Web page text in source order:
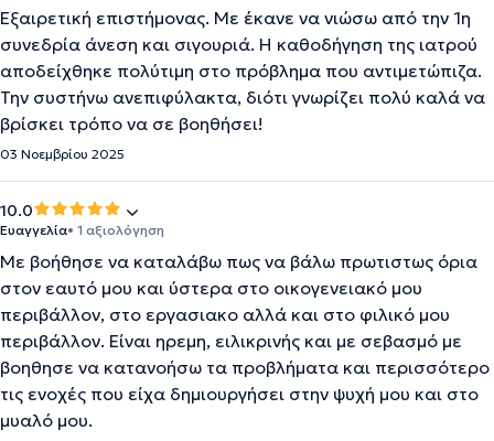
Εξαιρετική επιστήμονας. Με έκανε να νιώσω από την 1η
συνεδρία άνεση και σιγουριά. Η καθοδήγηση της ιατρού
αποδείχθηκε πολύτιμη στο πρόβλημα που αντιμετώπιζα.
Την συστήνω ανεπιφύλακτα, διότι γνωρίζει πολύ καλά να
βρίσκει τρόπο να σε βοηθήσει!
03 Νοεμβρίου 2025
10.0
Ευαγγελία• 1 αξιολόγηση
Με βοήθησε να καταλάβω πως να βάλω πρωτιστως όρια
στον εαυτό μου και ύστερα στο οικογενειακό μου
περιβάλλον, στο εργασιακο αλλά και στο φιλικό μου
περιβάλλον. Είναι ηρεμη, ειλικρινής και με σεβασμό με
βοηθησε να κατανοήσω τα προβλήματα και περισσότερο
τις ενοχές που είχα δημιουργήσει στην ψυχή μου και στο
μυαλό μου.